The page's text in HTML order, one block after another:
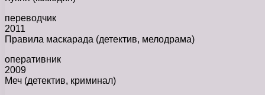
переводчик
2011
Правила маскарада (детектив, мелодрама)
оперативник
2009
Меч (детектив, криминал)